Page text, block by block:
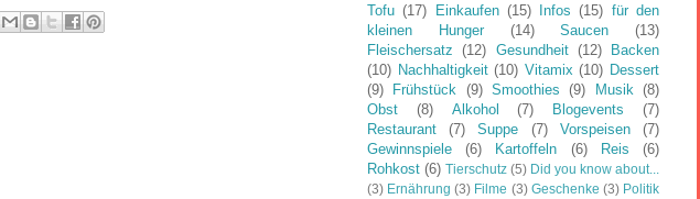
Tofu (17) Einkaufen (15) Infos (15) für den
kleinen Hunger
(14) Saucen
(13)
Fleischersatz
(12) Gesundheit (12)
Backen
(10) Nachhaltigkeit (10) Vitamix (10) Dessert
(9)
Frühstück (9) Smoothies (9) Musik
(8)
Obst
(8) Alkohol (7) Blogevents
(7)
Restaurant
(7) Suppe (7) Vorspeisen
(7)
Gewinnspiele
(6) Kartoffeln (6) Reis
(6)
Rohkost (6) Tierschutz (5) Did you know about...
(3) Ernährung (3) Filme (3) Geschenke (3) Politik